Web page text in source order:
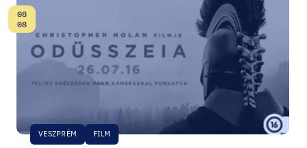
VESZPRÉM FILM
Dátum:
08
08